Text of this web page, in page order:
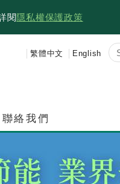
閱隱私權保護政策
繁體中文 English
聯絡我們